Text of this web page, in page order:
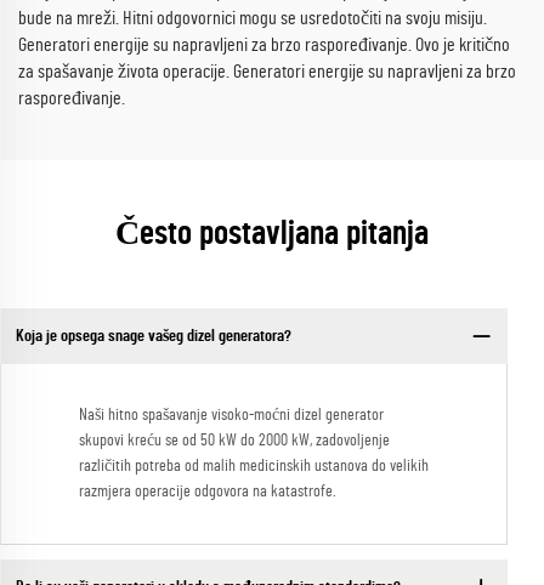
bude na mreži. Hitni odgovornici mogu se usredotočiti na svoju misiju.
Generatori energije su napravljeni za brzo raspoređivanje. Ovo je kritično
za spašavanje života operacije. Generatori energije su napravljeni za brzo
raspoređivanje.
Često postavljana pitanja
Koja je opsega snage vašeg dizel generatora?
Naši hitno spašavanje visoko-moćni dizel generator
skupovi kreću se od 50 kW do 2000 kW, zadovoljenje
različitih potreba od malih medicinskih ustanova do velikih
razmjera operacije odgovora na katastrofe.